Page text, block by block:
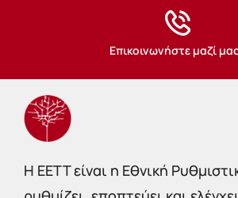
Επικοινωνήστε μαζί
Η EETT είναι η Εθνική